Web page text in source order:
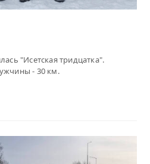
"Исетская тридцатка".
- 30 км.